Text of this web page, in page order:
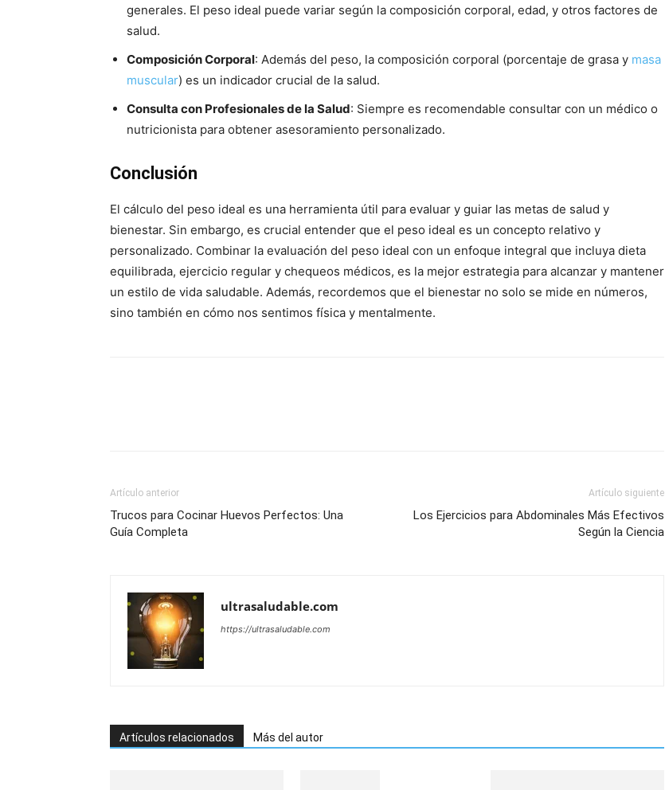
generales. El peso ideal puede variar según la composición corporal, edad, y otros factores de
salud.
Composición Corporal: Además del peso, la composición corporal (porcentaje de grasa y masa
muscular) es un indicador crucial de la salud.
Consulta con Profesionales de la Salud: Siempre es recomendable consultar con un médico o
nutricionista para obtener asesoramiento personalizado.
Conclusión
El cálculo del peso ideal es una herramienta útil para evaluar y guiar las metas de salud y
bienestar. Sin embargo, es crucial entender que el peso ideal es un concepto relativo y
personalizado. Combinar la evaluación del peso ideal con un enfoque integral que incluya dieta
equilibrada, ejercicio regular y chequeos médicos, es la mejor estrategia para alcanzar y mantener
un estilo de vida saludable. Además, recordemos que el bienestar no solo se mide en números,
sino también en cómo nos sentimos física y mentalmente.
Artículo anterior
Trucos para Cocinar Huevos Perfectos: Una
Guía Completa
Artículo siguiente
Los Ejercicios para Abdominales Más Efectivos
Según la Ciencia
ultrasaludable.com
https://ultrasaludable.com
Artículos relacionados Más del autor